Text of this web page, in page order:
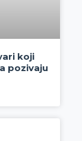
koji
pozivaju